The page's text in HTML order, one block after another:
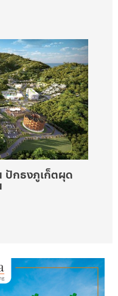
ปักธงภูเก็ตผุด